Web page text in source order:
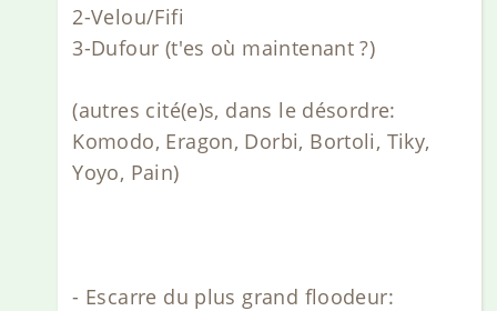
2-Velou/Fifi
3-Dufour (t'es où maintenant ?)
(autres cité(e)s, dans le désordre:
Komodo, Eragon, Dorbi, Bortoli, Tiky,
Yoyo, Pain)
- Escarre du plus grand floodeur: